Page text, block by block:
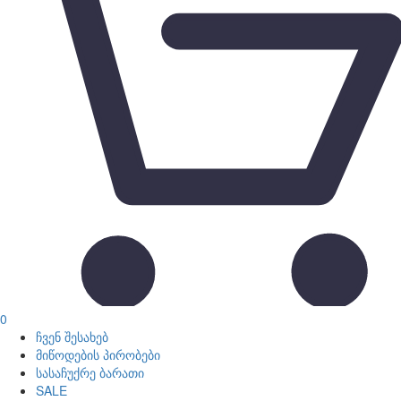
0
ჩვენ შესახებ
მიწოდების პირობები
სასაჩუქრე ბარათი
SALE